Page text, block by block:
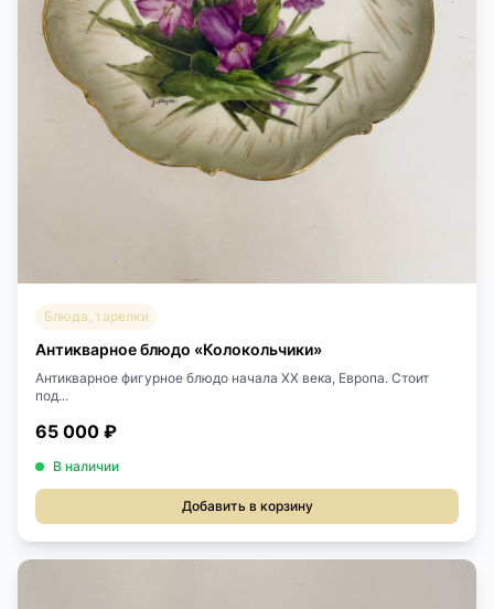
Блюда, тарелки
Антикварное блюдо «Колокольчики»
Антикварное фигурное блюдо начала XX века, Европа. Стоит
под...
65 000 ₽
В наличии
Добавить в корзину